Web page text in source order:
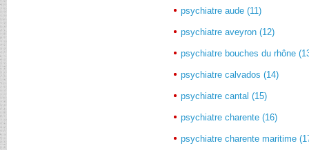
psychiatre aude (11)
psychiatre aveyron (12)
psychiatre bouches du rhône
psychiatre calvados (14)
psychiatre cantal (15)
psychiatre charente (16)
psychiatre charente maritime